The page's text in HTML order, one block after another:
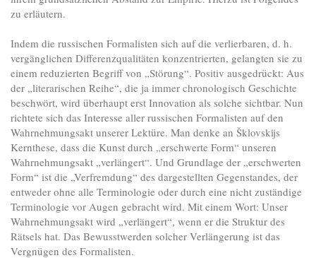
zu erläutern.
Indem die russischen Formalisten sich auf die verlierbaren, d. h.
vergänglichen Differenzqualitäten konzentrierten, gelangten sie zu
einem reduzierten Begriff von „Störung“. Positiv ausgedrückt: Aus
der „literarischen Reihe“, die ja immer chronologisch Geschichte
beschwört, wird überhaupt erst Innovation als solche sichtbar. Nun
richtete sich das Interesse aller russischen Formalisten auf den
Wahrnehmungsakt unserer Lektüre. Man denke an Šklovskijs
Kernthese, dass die Kunst durch „erschwerte Form“ unseren
Wahrnehmungsakt „verlängert“. Und Grundlage der „erschwerten
Form“ ist die „Verfremdung“ des dargestellten Gegenstandes, der
entweder ohne alle Terminologie oder durch eine nicht zuständige
Terminologie vor Augen gebracht wird. Mit einem Wort: Unser
Wahrnehmungsakt wird „verlängert“, wenn er die Struktur des
Rätsels hat. Das Bewusstwerden solcher Verlängerung ist das
Vergnügen des Formalisten.